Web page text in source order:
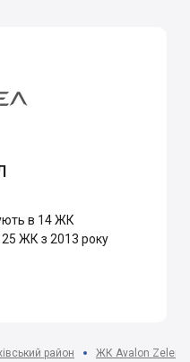
в 14 ЖК
25 ЖК з 2013 року
район ЖК Avalon Zelena